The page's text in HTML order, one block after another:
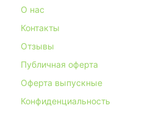
О нас
Контакты
Отзывы
Публичная оферта
Оферта выпускные
Конфиденциальность